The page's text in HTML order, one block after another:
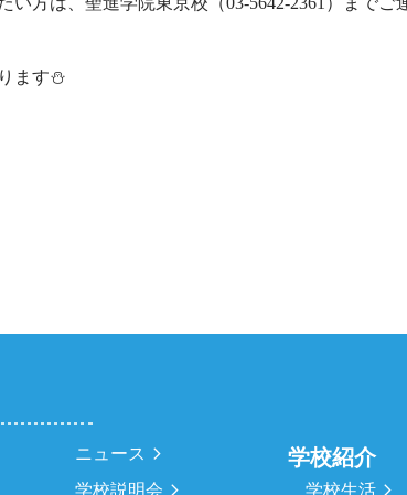
ます⛄
ニュース
学校説明会
学校紹介
学校生活